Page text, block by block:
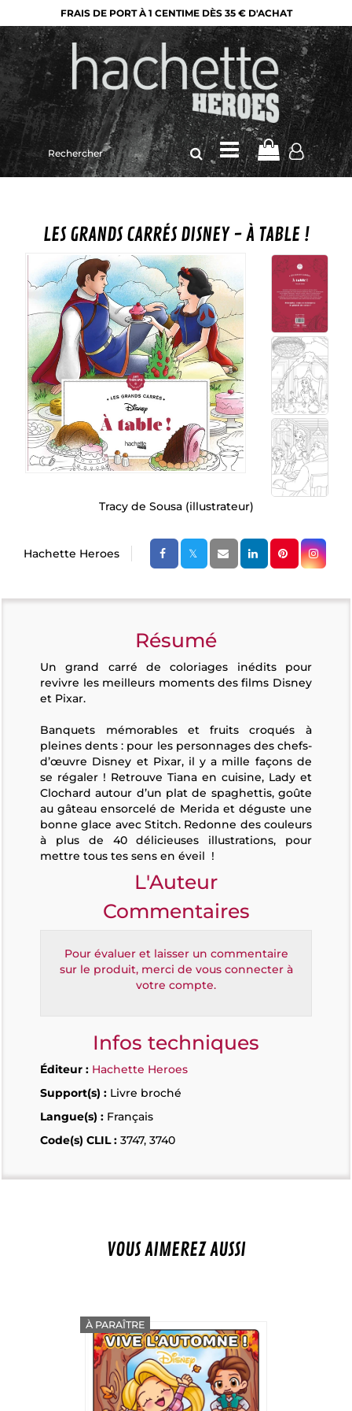
FRAIS DE PORT À 1 CENTIME DÈS 35 € D'ACHAT
Rechercher
sur
le
LES GRANDS CARRÉS DISNEY - À TABLE !
Tracy de Sousa(illustrateur)
Hachette Heroes
Résumé
Un grand carré de coloriages inédits pour
revivre les meilleurs moments des films Disney
et Pixar.
Banquets mémorables et fruits croqués à
pleines dents : pour les personnages des chefs-
d’œuvre Disney et Pixar, il y a mille façons de
se régaler ! Retrouve Tiana en cuisine, Lady et
Clochard autour d’un plat de spaghettis, goûte
au gâteau ensorcelé de Merida et déguste une
bonne glace avec Stitch. Redonne des couleurs
à plus de 40 délicieuses illustrations, pour
mettre tous tes sens en éveil !
L'Auteur
Commentaires
Pour évaluer et laisser un commentaire
sur le produit, merci de vous connecter à
votre compte.
Infos techniques
Éditeur : Hachette Heroes
Support(s) : Livre broché
Langue(s) : Français
Code(s) CLIL : 3747, 3740
VOUS AIMEREZ AUSSI
À PARAÎTRE